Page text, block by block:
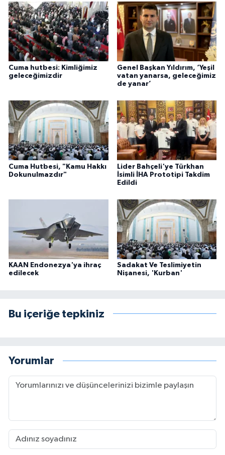
Cuma hutbesi: Kimliğimiz
geleceğimizdir
Genel Başkan Yıldırım, ‘Yeşil
vatan yanarsa, geleceğimiz
de yanar’
Cuma Hutbesi, "Kamu Hakkı
Dokunulmazdır"
Lider Bahçeli'ye Türkhan
İsimli İHA Prototipi Takdim
Edildi
KAAN Endonezya'ya ihraç
edilecek
Sadakat Ve Teslimiyetin
Nişanesi, 'Kurban'
Bu içeriğe tepkiniz
Yorumlar